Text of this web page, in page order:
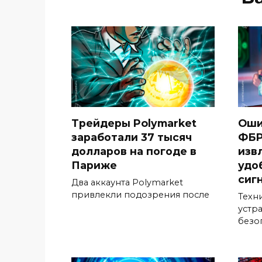
Трейдеры Polymarket
заработали 37 тысяч
долларов на погоде в
Париже
Два аккаунта Polymarket
привлекли подозрения после